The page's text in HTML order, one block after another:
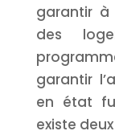
garantir à
des
garantir
en état
existe